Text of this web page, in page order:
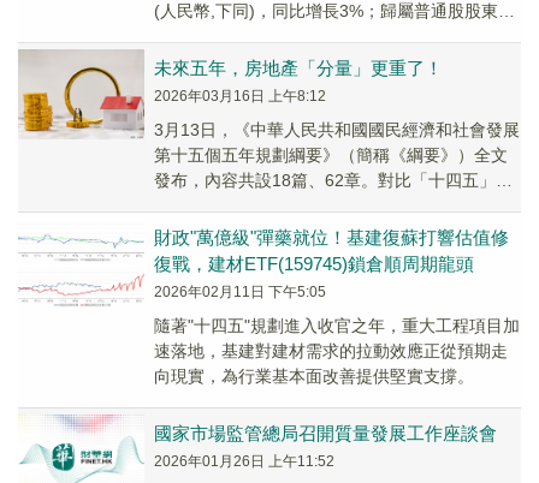
(人民幣,下同)，同比增長3%；歸屬普通股股東淨
未來五年，房地產「分量」更重了！
2026年03月16日 上午8:12
3月13日，《中華人民共和國國民經濟和社會發展
第十五個五年規劃綱要》（簡稱《綱要》）全文
發布，內容共設18篇、62章。對比「十四五」規
點發生變化：
財政"萬億級"彈藥就位！基建復蘇打響估值修
復戰，建材ETF(159745)鎖倉順周期龍頭
2026年02月11日 下午5:05
隨著"十四五"規劃進入收官之年，重大工程項目加
速落地，基建對建材需求的拉動效應正從預期走
向現實，為行業基本面改善提供堅實支撐。
國家市場監管總局召開質量發展工作座談會
2026年01月26日 上午11:52